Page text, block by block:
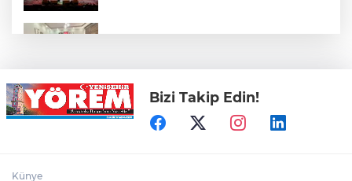
YTSO’dan Yenişehir Şoförler ve
Otomobilciler Odası’na Ziyaret
Bizi Takip Edin!
Künye